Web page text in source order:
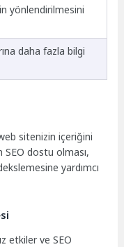
yönlendirilmesini
daha fazla bilgi
sitenizin içeriğini
SEO dostu olması,
yardımcı
etkiler ve SEO